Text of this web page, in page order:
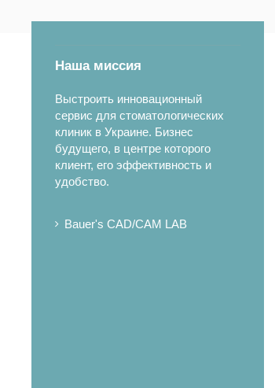
Наша миссия
Выстроить инновационный
сервис для стоматологических
клиник в Украине. Бизнес
будущего, в центре которого
клиент, его эффективность и
удобство.
Bauer's CAD/CAM LAB